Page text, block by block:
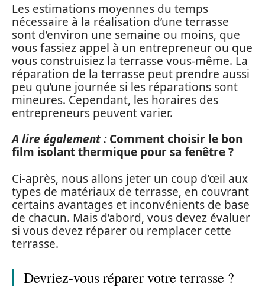
Les estimations moyennes du temps
nécessaire à la réalisation d’une terrasse
sont d’environ une semaine ou moins, que
vous fassiez appel à un entrepreneur ou que
vous construisiez la terrasse vous-même. La
réparation de la terrasse peut prendre aussi
peu qu’une journée si les réparations sont
mineures. Cependant, les horaires des
entrepreneurs peuvent varier.
A lire également : Comment choisir le bon
film isolant thermique pour sa fenêtre ?
Ci-après, nous allons jeter un coup d’œil aux
types de matériaux de terrasse, en couvrant
certains avantages et inconvénients de base
de chacun. Mais d’abord, vous devez évaluer
si vous devez réparer ou remplacer cette
terrasse.
Devriez-vous réparer votre terrasse ?